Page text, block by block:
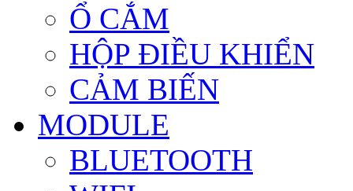
Ổ CẮM
HỘP ĐIỀU KHIỂN
CẢM BIẾN
MODULE
BLUETOOTH